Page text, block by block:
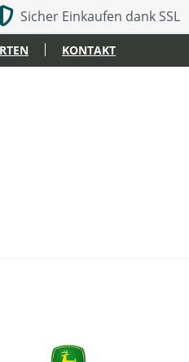
Sicher Einkaufen dank SSL
KONTAKT